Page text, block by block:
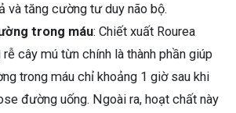
và tăng cường tư duy não bộ.
trong máu: Chiết xuất Rourea
cây mú từn chính là thành phần giúp
trong máu chỉ khoảng 1 giờ sau khi
đường uống. Ngoài ra, hoạt chất này